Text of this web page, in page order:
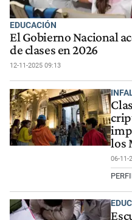
EDUCACIÓN
El Gobierno Nacional
de clases en 2026
12-11-2025 09:13
los
06-11-